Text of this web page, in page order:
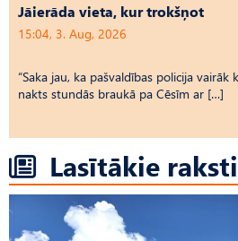
Jāierāda vieta, kur trokšņot
15:04, 3. Aug, 2026
“Saka jau, ka pašvaldības policija vairāk
nakts stundās braukā pa Cēsīm ar […]
Lasītākie raksti